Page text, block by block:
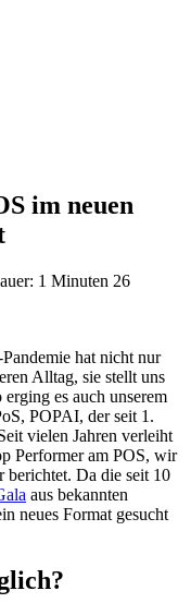
im neuen
1 Minuten 26
hat nicht nur
Alltag, sie stellt uns
es auch unserem
POPAI, der seit 1.
vielen Jahren verleiht
Performer am POS, wir
berichtet. Da die seit 10
aus bekannten
neues Format gesucht